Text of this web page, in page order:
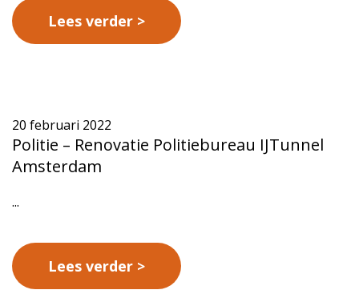
Lees verder
20 februari 2022
Politie – Renovatie Politiebureau IJTunnel
Amsterdam
...
Lees verder